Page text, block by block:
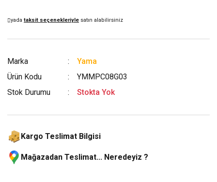
yada taksit seçenekleriyle satın alabilirsiniz
Marka
Yama
Ürün Kodu
YMMPC08G03
Stok Durumu
Stokta Yok
Kargo Teslimat Bilgisi
Mağazadan Teslimat... Neredeyiz ?